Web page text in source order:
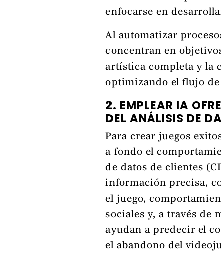
enfocarse en
Al automatizar
concentran en
artística completa y la
optimizando el flujo de
2. EMPLEAR IA
DEL ANÁLISIS DE
Para crear juegos
a fondo el
de datos de clientes
información precisa,
el juego,
sociales y, a través de
ayudan a predecir el
el abandono del